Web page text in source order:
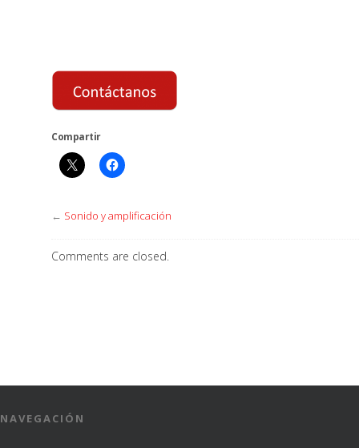
Compartir
← Sonido y amplificación
Comments are closed.
NAVEGACIÓN